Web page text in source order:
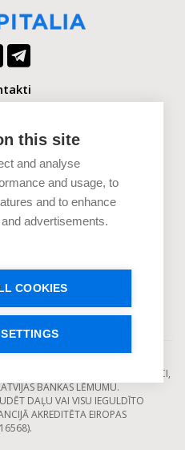
this site
and analyse
and usage, to
and to enhance
advertisements.
COOKIES
0880
vairāk
FINANSĒŠANAS
SASKAŅĀ AR DARBĪBAS LICENCI,
BANKAS LĒMUMU.
DAĻU VAI VISU IEGULDĪTO
AKREDITĒTA EIROPAS